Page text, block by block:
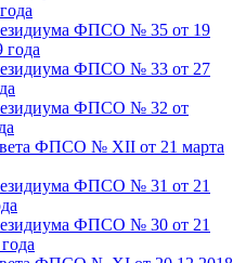
ФПСО № 35 от 19
года
ФПСО № 33 от 27
ФПСО № 32 от
ФПСО № XII от 21 марта
ФПСО № 31 от 21
ФПСО № 30 от 21